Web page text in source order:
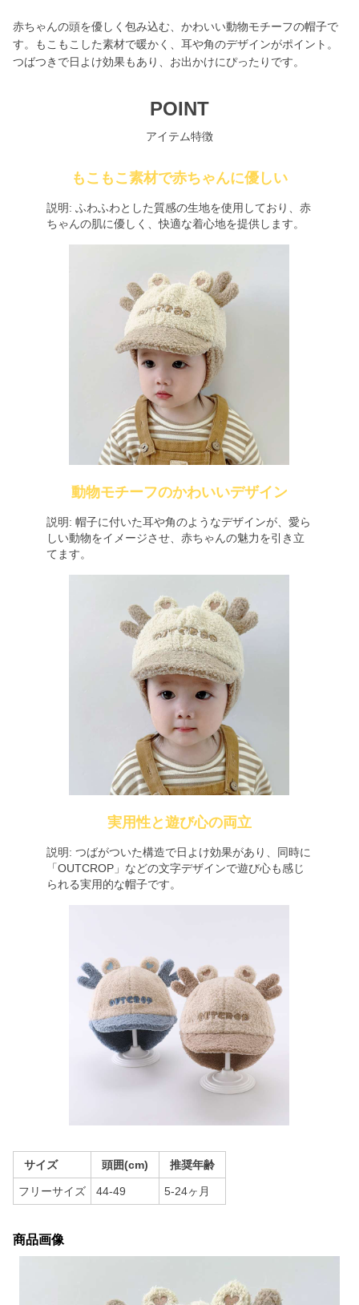
赤ちゃんの頭を優しく包み込む、かわいい動物モチーフの帽子で
す。もこもこした素材で暖かく、耳や角のデザインがポイント。
つばつきで日よけ効果もあり、お出かけにぴったりです。
POINT
アイテム特徴
もこもこ素材で赤ちゃんに優しい
説明: ふわふわとした質感の生地を使用しており、赤
ちゃんの肌に優しく、快適な着心地を提供します。
動物モチーフのかわいいデザイン
説明: 帽子に付いた耳や角のようなデザインが、愛ら
しい動物をイメージさせ、赤ちゃんの魅力を引き立
てます。
実用性と遊び心の両立
説明: つばがついた構造で日よけ効果があり、同時に
「OUTCROP」などの文字デザインで遊び心も感じ
られる実用的な帽子です。
サイズ 頭囲(cm) 推奨年齢
フリーサイズ 44-49 5-24ヶ月
商品画像